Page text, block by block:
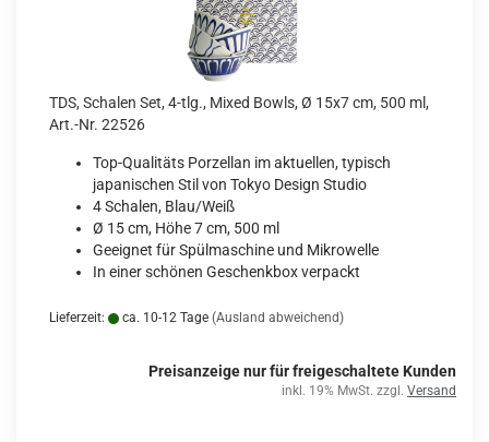
TDS, Schalen Set, 4-tlg., Mixed Bowls, Ø 15x7 cm, 500 ml,
Art.-Nr. 22526
Top-Qualitäts Porzellan im aktuellen, typisch
japanischen Stil von Tokyo Design Studio
4 Schalen, Blau/Weiß
Ø 15 cm, Höhe 7 cm, 500 ml
Geeignet für Spülmaschine und Mikrowelle
In einer schönen Geschenkbox verpackt
Lieferzeit: ca. 10-12 Tage (Ausland abweichend)
Preisanzeige nur für freigeschaltete Kunden
inkl. 19% MwSt. zzgl. Versand